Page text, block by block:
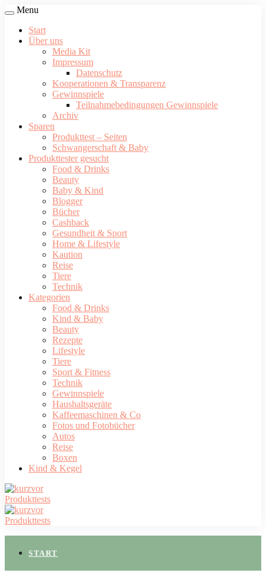
Menu
Start
Über uns
Media Kit
Impressum
Datenschutz
Kooperationen & Transparenz
Gewinnspiele
Teilnahmebedingungen Gewinnspiele
Archiv
Sparen
Produkttest – Seiten
Schwangerschaft & Baby
Produkttester gesucht
Food & Drinks
Beauty
Baby & Kind
Blogger
Bücher
Cashback
Gesundheit & Sport
Home & Lifestyle
Kaution
Reise
Tiere
Technik
Kategorien
Food & Drinks
Kind & Baby
Beauty
Rezepte
Lifestyle
Tiere
Sport & Fitness
Technik
Gewinnspiele
Haushaltsgeräte
Kaffeemaschinen & Co
Fotos und Fotobücher
Autos
Reise
Boxen
Kind & Kegel
START